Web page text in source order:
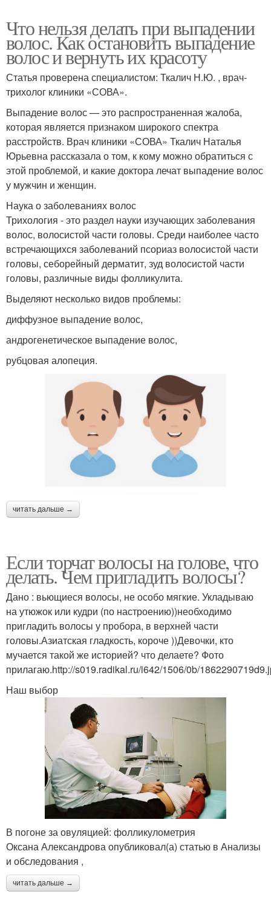
Что нельзя делать при выпадении
волос. Как остановить выпадение
волос и вернуть их красоту
Статья проверена специалистом: Ткалич Н.Ю. , врач-
трихолог клиники «СОВА».
Выпадение волос — это распространенная жалоба,
которая является признаком широкого спектра
расстройств. Врач клиники «СОВА» Ткалич Наталья
Юрьевна рассказала о том, к кому можно обратиться с
этой проблемой, и какие доктора лечат выпадение волос
у мужчин и женщин.
Наука о заболеваниях волос
Трихология - это раздел науки изучающих заболевания
волос, волосистой части головы. Среди наиболее часто
встречающихся заболеваний псориаз волосистой части
головы, себорейный дерматит, зуд волосистой части
головы, различные виды фолликулита.
Выделяют несколько видов проблемы:
диффузное выпадение волос,
андрогенетическое выпадение волос,
рубцовая алопеция.
читать дальше →
Если торчат волосы на голове, что
делать. Чем пригладить волосы?
Дано : вьющиеся волосы, не особо мягкие. Укладываю
на утюжок или кудри (по настроению))необходимо
пригладить волосы у пробора, в верхней части
головы.Азиатская гладкость, короче ))Девочки, кто
мучается такой же историей? что делаете? Фото
прилагаю.http://s019.radikal.ru/i642/1506/0b/
Наш выбор
В погоне за овуляцией: фолликулометрия
Оксана Александрова опубликовал(а) статью в Анализы
и обследования ,
читать дальше →